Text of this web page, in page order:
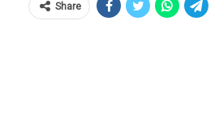
Share